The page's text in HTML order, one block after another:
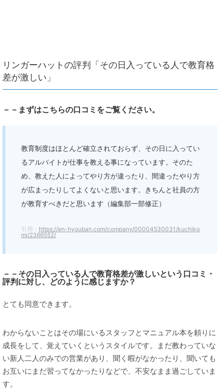
リンガーハットの評判「その日入っている人で教育格
差が激しい」
－－まずはこちらの口コミをご覧ください。
教育制度はほとんど確立されておらず、その日に入ってい
るアルバイトが仕事を教える事になっています。そのた
め、教えた人によってやり方が違ったり、間違ったやり方
が広まったりしてよくないと思います。きちんと社員の方
が教育すべきだと思います（編集部一部修正）
引用： https://en-hyouban.com/company/00004530031/kuchiko
mi/2366552/
－－その日入っている人で教育格差が激しいという口コミ・
評判に対し、どのように感じますか？
とても同意できます。
わからないことはその場にいるスタッフとマニュアル本を頼りに
成長をして、覚えていくというスタイルです。まだ教わっていな
い新人二人のみでの営業があり、聞く暇がなかったり、聞いても
お互いにまだ習ってなかったりなどで、不安なまま過ごしていま
す。